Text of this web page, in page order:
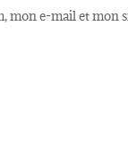
mon e-mail et mon